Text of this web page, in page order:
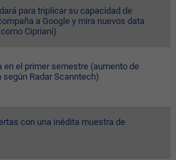
para triplicar su capacidad de
a Google y mira nuevos data
Cipriani)
en el primer semestre (aumento de
Radar Scanntech)
con una inédita muestra de